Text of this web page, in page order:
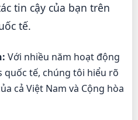
tin cậy của bạn trên
tế.
Với nhiều năm hoạt động
tế, chúng tôi hiểu rõ
cả Việt Nam và Cộng hòa